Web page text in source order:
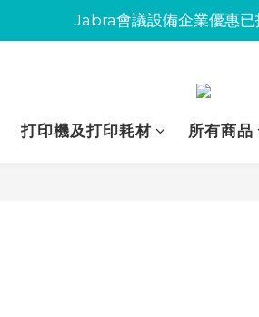
Jabra會議設備企業優惠
Jabra會議設備企業優惠
Jabra會議設備企業優惠
打印機及打印耗材
所有商品